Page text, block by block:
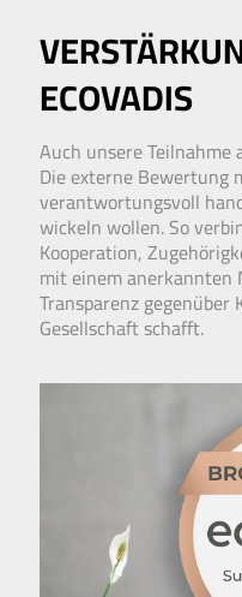
ECOVADIS
Auch unsere Teil­nahme
Die externe Bewertung
verant­wort­ungs­voll
wickeln wollen. So
Kooperation,
mit einem aner­kannten
Trans­parenz
Gesell­schaft schafft.